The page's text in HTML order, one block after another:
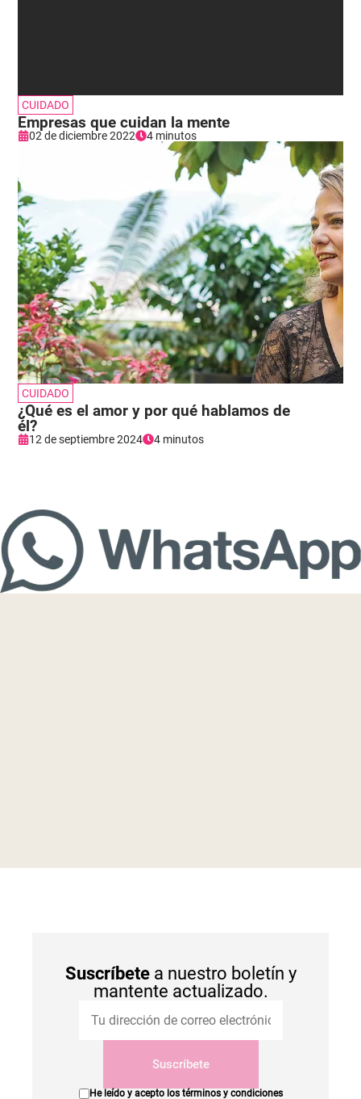
CUIDADO
Empresas que cuidan la mente
02 de diciembre 2022 4 minutos
CUIDADO
¿Qué es el amor y por qué hablamos de
él?
12 de septiembre 2024 4 minutos
Suscríbetea nuestro boletín y
mantente actualizado.
Suscríbete
He leído y acepto los términos y condiciones